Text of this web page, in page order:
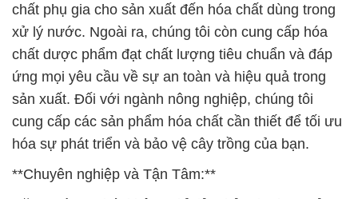
chất phụ gia cho sản xuất đến hóa chất dùng trong
xử lý nước. Ngoài ra, chúng tôi còn cung cấp hóa
chất dược phẩm đạt chất lượng tiêu chuẩn và đáp
ứng mọi yêu cầu về sự an toàn và hiệu quả trong
sản xuất. Đối với ngành nông nghiệp, chúng tôi
cung cấp các sản phẩm hóa chất cần thiết để tối ưu
hóa sự phát triển và bảo vệ cây trồng của bạn.
**Chuyên nghiệp và Tận Tâm:**